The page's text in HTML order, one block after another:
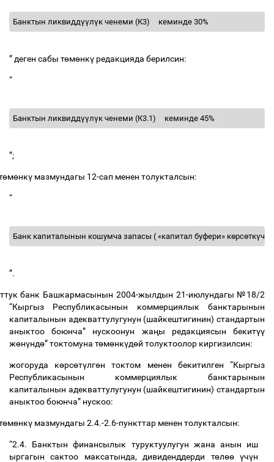
Банктын ликвиддүүлүк ченеми (К3) кеминде 30%
” деген сабы төмөнкү редакцияда берилсин:
“
Банктын ликвиддүүлүк ченеми (К3.1) кеминде 45%
”;
өмөнкү мазмундагы 12-сап менен толукталсын:
“
Банк капиталынын кошумча запасы ( «капитал буфери» көрсөткүч
”.
банк Башкармасынын 2004-жылдын 21-июлундагы №18/2
“Кыргыз Республикасынын коммерциялык
банктарынын
капиталынын адекваттулугунун (шайкештигинин)стандартын
аныктоо
боюнча” нускоонун жаңы редакциясын бекитүү
жөнүндө”токтомуна төмөнкүдөй толуктоолор киргизилсин:
жогоруда көрсөтүлгөн токтом менен бекитилген “Кыргыз
Республикасынын
коммерциялык
банктарынын
капиталынын адекваттулугунун (шайкештигинин)стандартын
аныктообоюнча” нускоо:
өмөнкү мазмундагы 2.4.-2.6-пункттар менен толукталсын:
“2.4. Банктын финансылык туруктуулугун жана анын
иш
ыргагын
сактоо максатында, дивиденддерди төлөө үчүн